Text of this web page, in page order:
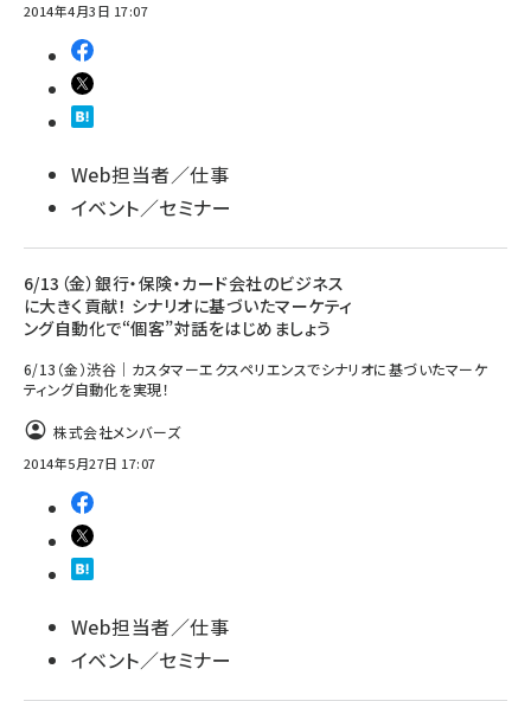
2014年4月3日 17:07
Web担当者／仕事
イベント／セミナー
6/13（金）銀行・保険・カード会社のビジネス
に大きく貢献！ シナリオに基づいたマーケティ
ング自動化で“個客”対話をはじめましょう
6/13（金）渋谷｜カスタマーエクスペリエンスでシナリオに基づいたマーケ
ティング自動化を実現！
株式会社メンバーズ
2014年5月27日 17:07
Web担当者／仕事
イベント／セミナー